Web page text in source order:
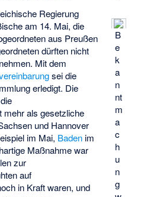
B
e
k
a
n
nt
m
a
c
h
u
n
g
Regierung
am 14. Mai, die
aus Preußen
dürften nicht
Mit dem
sei die
erledigt. Die
mehr als gesetzliche
und Hannover
im Mai, Baden im
Maßnahme war
zur
auf
in Kraft waren, und